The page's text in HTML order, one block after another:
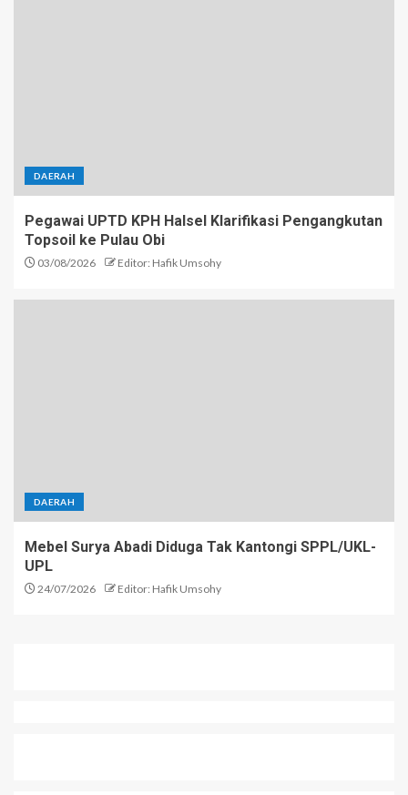
DAERAH
Pegawai UPTD KPH Halsel Klarifikasi Pengangkutan
Topsoil ke Pulau Obi
03/08/2026 Editor: Hafik Umsohy
DAERAH
Mebel Surya Abadi Diduga Tak Kantongi SPPL/UKL-
UPL
24/07/2026 Editor: Hafik Umsohy